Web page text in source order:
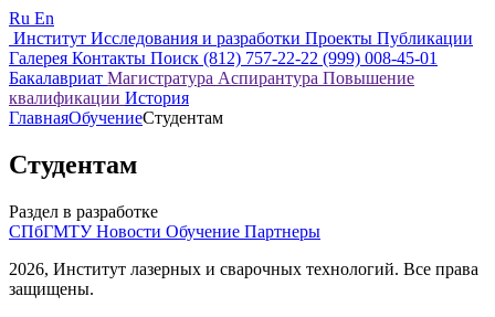
Ru En
Институт Исследования и разработки Проекты Публикации
Галерея Контакты Поиск (812) 757-22-22 (999) 008-45-01
Бакалавриат Магистратура Аспирантура Повышение
квалификации История
ГлавнаяОбучениеСтудентам
Студентам
Раздел в разработке
СПбГМТУНовости Обучение Партнеры
2026, Институт лазерных и сварочных технологий. Все права
защищены.